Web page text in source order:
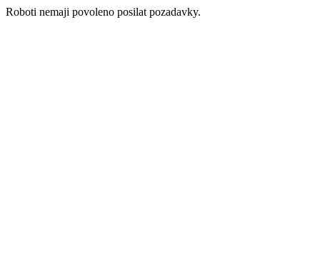
Roboti nemaji povoleno posilat pozadavky.